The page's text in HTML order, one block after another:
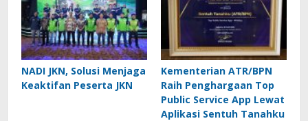
NADI JKN, Solusi Menjaga
Keaktifan Peserta JKN
Kementerian ATR/BPN
Raih Penghargaan Top
Public Service App Lewat
Aplikasi Sentuh Tanahku